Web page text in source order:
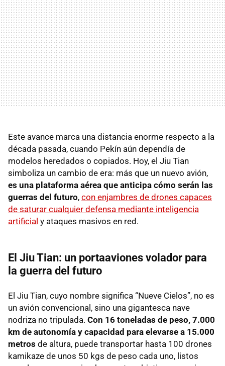
Este avance marca una distancia enorme respecto a la
década pasada, cuando Pekín aún dependía de
modelos heredados o copiados. Hoy, el Jiu Tian
simboliza un cambio de era: más que un nuevo avión,
es una plataforma aérea que anticipa cómo serán las
guerras del futuro, con enjambres de drones capaces
de saturar cualquier defensa mediante inteligencia
artificial y ataques masivos en red.
El Jiu Tian: un portaaviones volador para
la guerra del futuro
El Jiu Tian, cuyo nombre significa “Nueve Cielos”, no es
un avión convencional, sino una gigantesca nave
nodriza no tripulada. Con 16 toneladas de peso, 7.000
km de autonomía y capacidad para elevarse a 15.000
metros de altura, puede transportar hasta 100 drones
kamikaze de unos 50 kgs de peso cada uno, listos